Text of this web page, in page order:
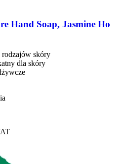
Hand Soap, Jasmine Ho
skóry
dla skóry